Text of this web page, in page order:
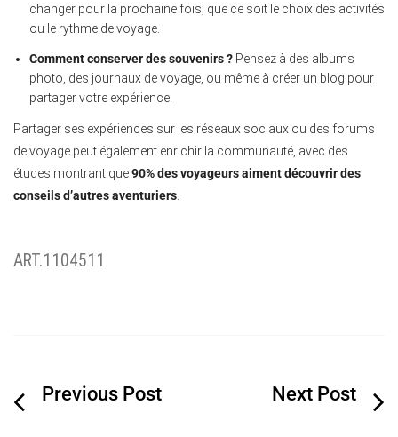
changer pour la prochaine fois, que ce soit le choix des activités
ou le rythme de voyage.
Comment conserver des souvenirs ? Pensez à des albums
photo, des journaux de voyage, ou même à créer un blog pour
partager votre expérience.
Partager ses expériences sur les réseaux sociaux ou des forums
de voyage peut également enrichir la communauté, avec des
études montrant que90% des voyageurs aiment découvrir des
conseils d’autres aventuriers
ART.1104511
Navigation